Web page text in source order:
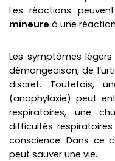
Les réactions
mineure à une
Les symptômes
démangeaison, de
discret. Toutefois,
(anaphylaxie) peut
respiratoires, une
difficultés
conscience. Dans ce
peut sauver une vie.